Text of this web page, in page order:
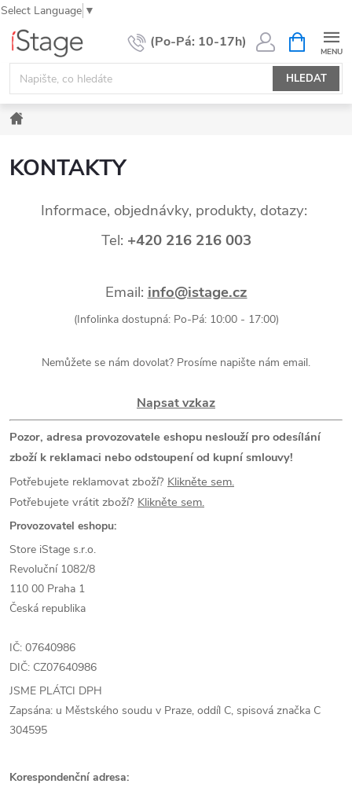
Select Language ▼
Přejít
obsah
HLEDAT
NÁKUPNÍ
KOŠÍK
KONTAKTY
Informace, objednávky, produkty, dotazy:
Tel: +420 216 216 003
Email: info@istage.cz
(Infolinka dostupná: Po-Pá: 10:00 - 17:00)
Nemůžete se nám dovolat? Prosíme napište nám email.
Napsat vzkaz
Pozor, adresa provozovatele eshopu neslouží pro odesílání
zboží k reklamaci nebo odstoupení od kupní smlouvy!
Potřebujete reklamovat zboží? Klikněte sem.
Potřebujete vrátit zboží? Klikněte sem.
Provozovatel eshopu:
Store iStage s.r.o.
Revoluční 1082/8
110 00 Praha 1
Česká republika
IČ: 07640986
DIČ: CZ07640986
JSME PLÁTCI DPH
Zapsána: u Městského soudu v Praze, oddíl C, spisová značka C
304595
Korespondenční adresa: